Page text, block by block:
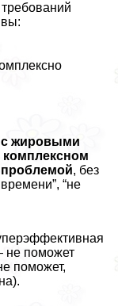
вы:
с жировыми
проблемой, без
“не
не поможет
поможет,